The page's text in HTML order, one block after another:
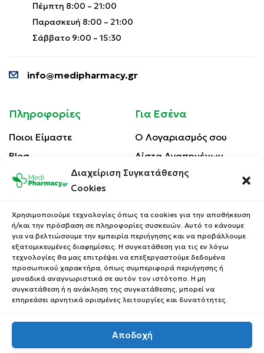
Διαχείριση Συγκατάθεσης
Cookies
Χρησιμοποιούμε τεχνολογίες όπως τα cookies για την αποθήκευση
ή/και την πρόσβαση σε πληροφορίες συσκευών. Αυτό το κάνουμε
για να βελτιώσουμε την εμπειρία περιήγησης και να προβάλλουμε
εξατομικευμένες διαφημίσεις. Η συγκατάθεση για τις εν λόγω
τεχνολογίες θα μας επιτρέψει να επεξεργαστούμε δεδομένα
προσωπικού χαρακτήρα, όπως συμπεριφορά περιήγησης ή
μοναδικά αναγνωριστικά σε αυτόν τον ιστότοπο. Η μη
συγκατάθεση ή η ανάκληση της συγκατάθεσης, μπορεί να
επηρεάσει αρνητικά ορισμένες λειτουργίες και δυνατότητες.
Αποδοχή
Πέμπτη 8:00 – 21:00
Παρασκευή 8:00 – 21:00
Σάββατο 9:00 – 15:30
info@medipharmacy.gr
Πληροφορίες
Ποιοι Είμαστε
Blog
Επικοινωνία
Πολιτική Απορρήτου
Τρόποι Αποστολής
Τρόποι Πληρωμής
Επιστροφές Προϊόντων
Για Εσένα
Ο Λογαριασμός σου
Λίστα Αγαπημένων
Οι Παραγγελίες σου
Κέρδισε Κουπόνι
Έκπτωσης